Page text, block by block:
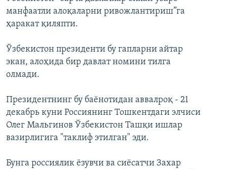
манфаатли алоқаларни ривожлантириш”га
ҳаракат қиляпти.
Ўзбекистон президенти бу гапларни айтар
экан, алоҳида бир давлат номини тилга
олмади.
Президентнинг бу баёнотидан аввалроқ - 21
декабрь куни Россиянинг Тошкентдаги элчиси
Олег Мальгинов Ўзбекистон Ташқи ишлар
вазирлигига "таклиф этилган" эди.
Бунга россиялик ёзувчи ва сиёсатчи Захар